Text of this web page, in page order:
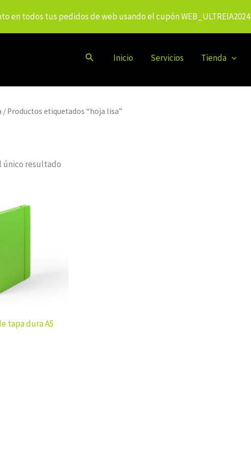
en todos tus pedidos de web usando el cupón WEB_ULTREIA2024
Buscar Inicio Servicios Tienda
/ Productos etiquetados “hoja lisa”
único resultado
tapa dura A5